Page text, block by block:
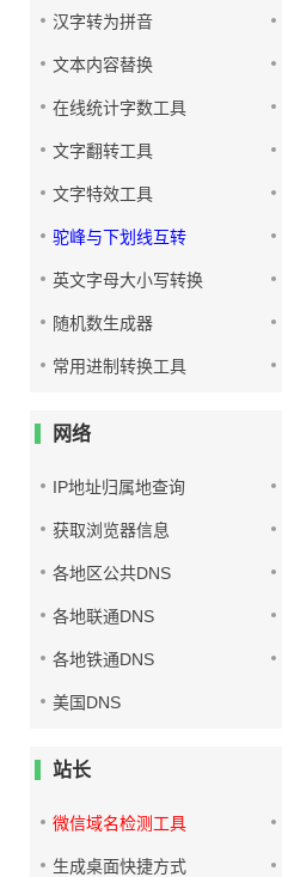
汉字转为拼音
文本内容替换
在线统计字数工具
文字翻转工具
文字特效工具
驼峰与下划线互转
英文字母大小写转换
随机数生成器
常用进制转换工具
网络
IP地址归属地查询
获取浏览器信息
各地区公共DNS
各地联通DNS
各地铁通DNS
美国DNS
站长
微信域名检测工具
生成桌面快捷方式